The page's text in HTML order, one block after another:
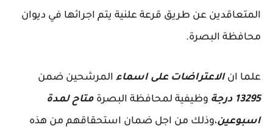
المتعاقدين عن طريق قرعة علنية يتم اجرائها في ديوان
محافظة البصرة.
علما انالاعتراضات على اسماء المرشحين ضمن
13295 درجة
وظيفية لمحافظة البصرة متاح لمدة
اسبوعين،وذلك من اجل ضمان استحقاقهم من هذه